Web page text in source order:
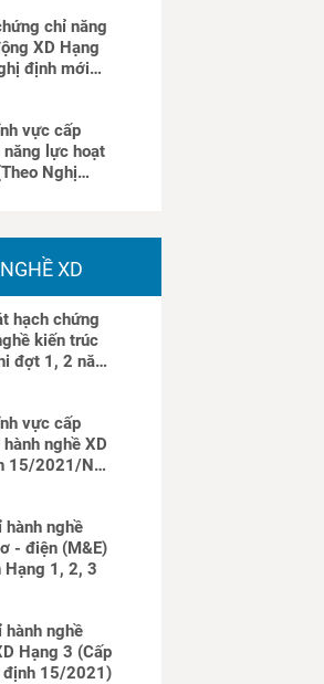
chỉ năng
XD Hạng
định mới
vực cấp
lực hoạt
Nghị
XD
hạch chứng
kiến trúc
đợt 1, 2 năm
vực cấp
nghề XD
15/2021/NĐ-
hành nghề
- điện (M&E)
Hạng 1, 2, 3
hành nghề
Hạng 3 (Cấp
định 15/2021)